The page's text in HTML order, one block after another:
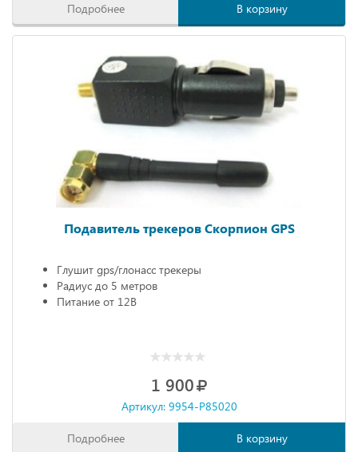
Подробнее В корзину
Подавитель трекеров Скорпион GPS
Глушит gps/глонасс трекеры
Радиус до 5 метров
Питание от 12В
1 900
Артикул: 9954-P85020
Подробнее В корзину